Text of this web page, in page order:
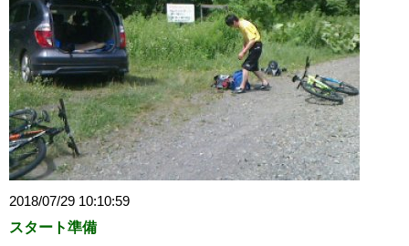
2018/07/29 10:10:59
スタート準備